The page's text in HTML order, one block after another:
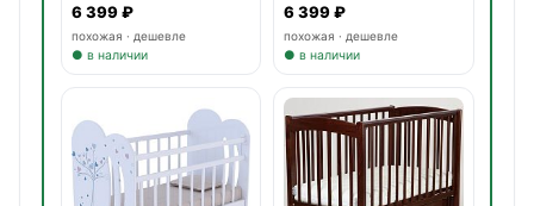
6 399 ₽
похожая · дешевле
● в наличии
6 399 ₽
похожая · дешевле
● в наличии